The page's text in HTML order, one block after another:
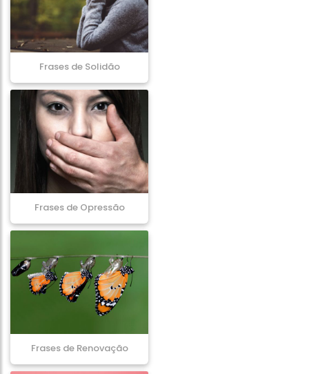
Frases de Solidão
Frases de Opressão
Frases de Renovação